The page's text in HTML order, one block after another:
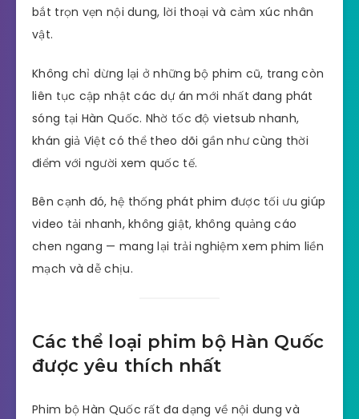
bắt trọn vẹn nội dung, lời thoại và cảm xúc nhân
vật.
Không chỉ dừng lại ở những bộ phim cũ, trang còn
liên tục cập nhật các dự án mới nhất đang phát
sóng tại Hàn Quốc. Nhờ tốc độ vietsub nhanh,
khán giả Việt có thể theo dõi gần như cùng thời
điểm với người xem quốc tế.
Bên cạnh đó, hệ thống phát phim được tối ưu giúp
video tải nhanh, không giật, không quảng cáo
chen ngang — mang lại trải nghiệm xem phim liền
mạch và dễ chịu.
Các thể loại phim bộ Hàn Quốc
được yêu thích nhất
Phim bộ Hàn Quốc rất đa dạng về nội dung và